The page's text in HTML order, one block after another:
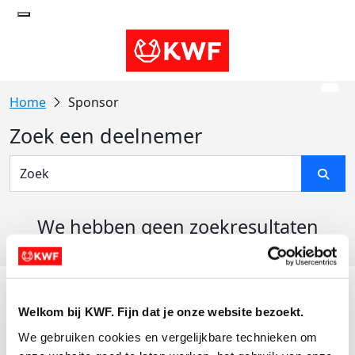
Welkom bij KWF. Fijn dat je onze website bezoekt.
We gebruiken cookies en vergelijkbare technieken om
Sponsor
Zoek een deelnemer
We hebben geen zoekresultaten
Actiematerialen
Evenementen